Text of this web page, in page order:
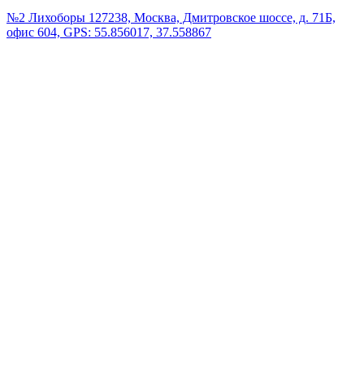
№2 Лихоборы 127238, Москва, Дмитровское шоссе, д. 71Б,
офис 604, GPS: 55.856017, 37.558867